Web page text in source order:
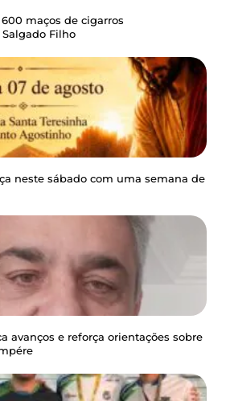
maços de cigarros
Filho
neste sábado com uma semana de
avanços e reforça orientações sobre